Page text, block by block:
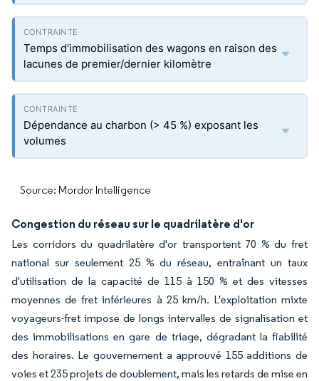
Temps d'immobilisation des wagons en raison des
lacunes de premier/dernier kilomètre
Dépendance au charbon (> 45 %) exposant les
volumes
Source: Mordor Intelligence
Congestion du réseau sur le quadrilatère d'or
Les corridors du quadrilatère d'or transportent 70 % du fret
national sur seulement 25 % du réseau, entraînant un taux
d'utilisation de la capacité de 115 à 150 % et des vitesses
moyennes de fret inférieures à 25 km/h. L'exploitation mixte
voyageurs-fret impose de longs intervalles de signalisation et
des immobilisations en gare de triage, dégradant la fiabilité
des horaires. Le gouvernement a approuvé 155 additions de
voies et 235 projets de doublement, mais les retards de mise en